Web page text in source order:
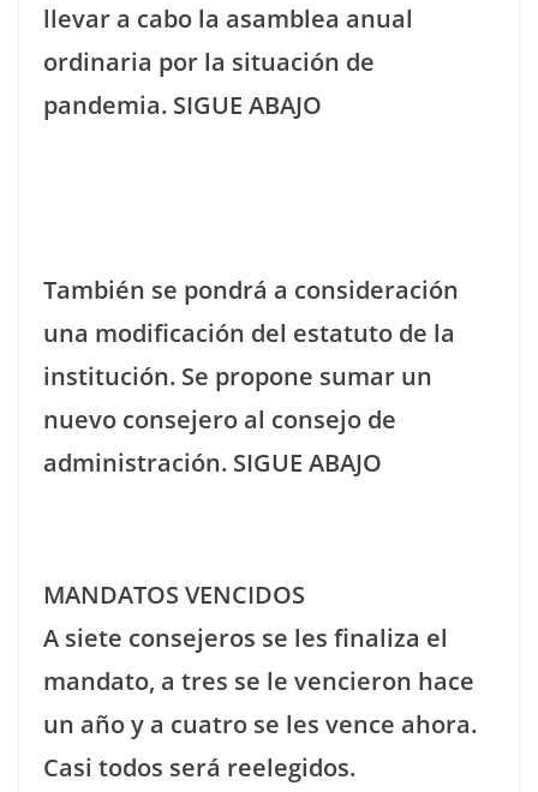
llevar a cabo la asamblea anual
ordinaria por la situación de
pandemia. SIGUE ABAJO
También se pondrá a consideración
una modificación del estatuto de la
institución. Se propone sumar un
nuevo consejero al consejo de
administración. SIGUE ABAJO
MANDATOS VENCIDOS
A siete consejeros se les finaliza el
mandato, a tres se le vencieron hace
un año y a cuatro se les vence ahora.
Casi todos será reelegidos.